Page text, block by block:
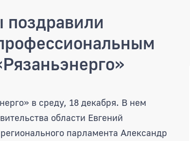
поздравили
рязанских
в среду, 18 декабря. В нем
области Евгений
парламента Александр